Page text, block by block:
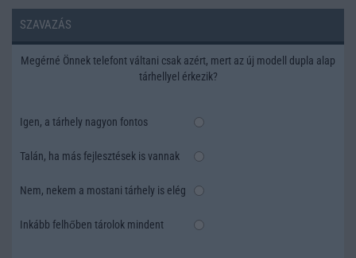
SZAVAZÁS
Megérné Önnek telefont váltani csak azért, mert az új modell dupla alap
tárhellyel érkezik?
Igen, a tárhely nagyon fontos
Talán, ha más fejlesztések is vannak
Nem, nekem a mostani tárhely is elég
Inkább felhőben tárolok mindent